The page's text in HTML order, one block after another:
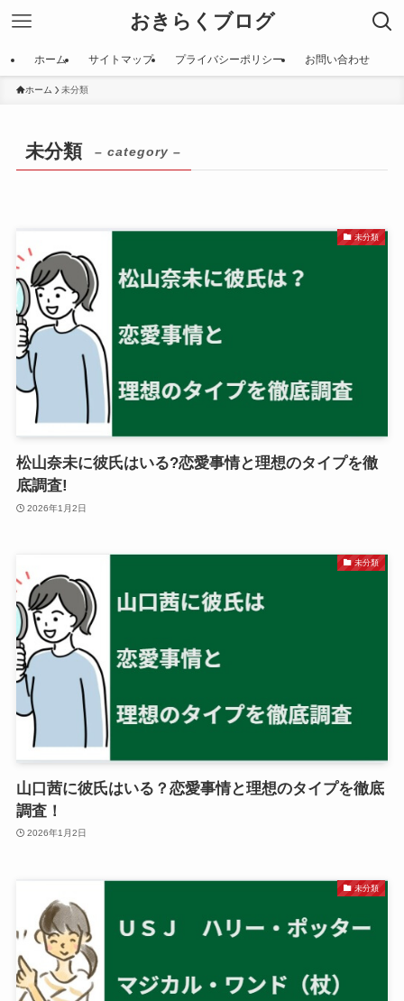
おきらくブログ
ホーム サイトマップ プライバシーポリシー お問い合わせ
ホーム 未分類
未分類 – category –
未分類
松山奈未に彼氏はいる?恋愛事情と理想のタイプを徹
底調査!
2026年1月2日
未分類
山口茜に彼氏はいる？恋愛事情と理想のタイプを徹底
調査！
2026年1月2日
未分類